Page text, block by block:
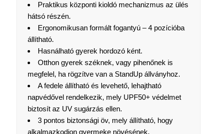
Praktikus központi kioldó mechanizmus az ülés
hátsó részén.
Ergonomikusan formált fogantyú – 4 pozícióba
állítható.
Hasnálható gyerek hordozó ként.
Otthon gyerek széknek, vagy pihenőnek is
megfelel, ha rögzítve van a StandUp állványhoz.
A fedele állítható és levehető, lehajtható
napvédővel rendelkezik, mely UPF50+ védelmet
biztosít az UV sugárzás ellen.
3 pontos biztonsági öv, mely állítható, hogy
alkalmazkodjon gyermeke növésének.